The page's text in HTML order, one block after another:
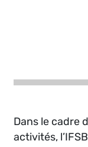
Dans le cadre
activités,